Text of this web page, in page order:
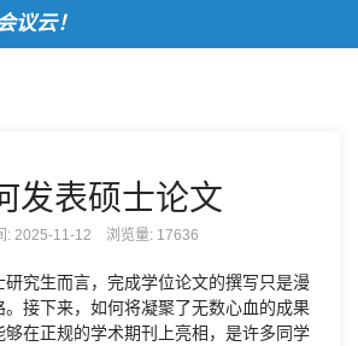
云！
发表硕士论文
: 2025-11-12 浏览量: 17636
研究生而言，完成学位论文的撰写只是漫
接下来，如何将凝聚了无数心血的成果
够在正规的学术期刊上亮相，是许多同学